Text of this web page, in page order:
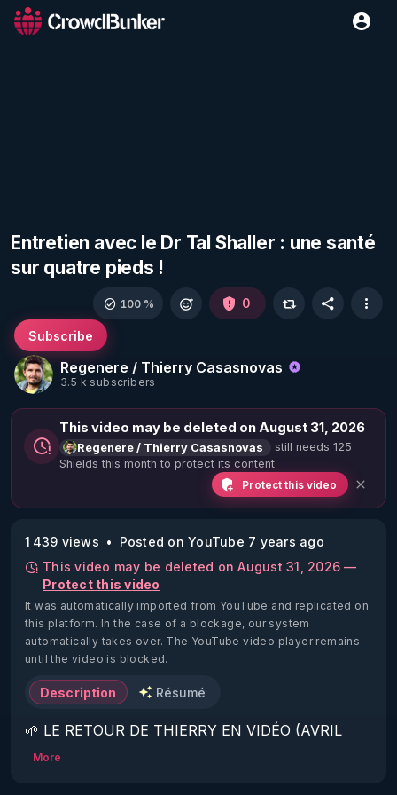
Entretien avec le Dr Tal Shaller : une santé
sur quatre pieds !
Regenere / Thierry Casasnovas
3.5 k subscribers
Subscribe
100 % 0
This video may be deleted on August 31, 2026
Regenere / Thierry Casasnovas
still needs 125
Shields this month to protect its content
Protect this video
1 439 views
Posted on YouTube 7 years ago
This video may be deleted on August 31, 2026 —
Protect this video
It was automatically imported from YouTube and replicated on
this platform. In the case of a blockage, our system
automatically takes over. The YouTube video player remains
until the video is blocked.
Description Résumé
🌱 LE RETOUR DE THIERRY EN VIDÉO (AVRIL
2022)!
More